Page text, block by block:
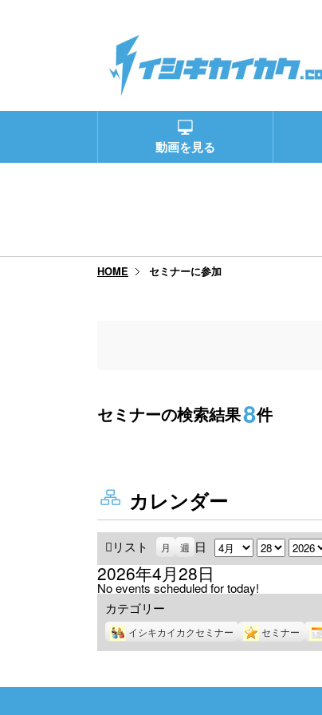
動画を見る
HOME セミナーに参加
セミナーの検索結果8件
カレンダー
リスト
示
月 週 日 月 日 年
2026年4月28日
No events scheduled for today!
カテゴリー
イシキカイカクセミナー セミナー